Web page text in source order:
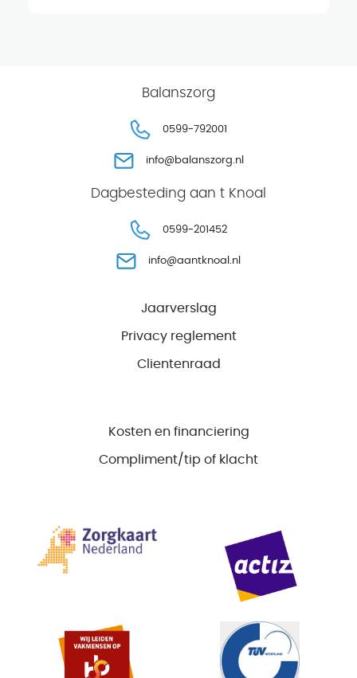
Balanszorg
0599-792001
info@balanszorg.nl
Dagbesteding aan t Knoal
0599-201452
info@aantknoal.nl
Jaarverslag
Privacy reglement
Clientenraad
Kosten en financiering
Compliment/tip of klacht